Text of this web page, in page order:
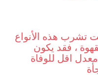
تشرب هذه الأنواع
، فقد يكون
اقل للوفاة